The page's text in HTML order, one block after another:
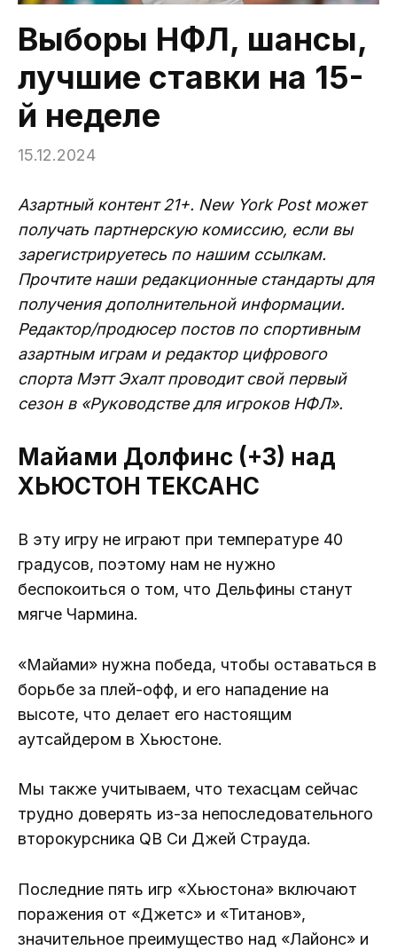
Выборы НФЛ, шансы,
лучшие ставки на 15-
й неделе
15.12.2024
Азартный контент 21+. New York Post может
получать партнерскую комиссию, если вы
зарегистрируетесь по нашим ссылкам.
Прочтите наши редакционные стандарты для
получения дополнительной информации.
Редактор/продюсер постов по спортивным
азартным играм и редактор цифрового
спорта Мэтт Эхалт проводит свой первый
сезон в «Руководстве для игроков НФЛ».
Майами Долфинс (+3) над
ХЬЮСТОН ТЕКСАНС
В эту игру не играют при температуре 40
градусов, поэтому нам не нужно
беспокоиться о том, что Дельфины станут
мягче Чармина.
«Майами» нужна победа, чтобы оставаться в
борьбе за плей-офф, и его нападение на
высоте, что делает его настоящим
аутсайдером в Хьюстоне.
Мы также учитываем, что техасцам сейчас
трудно доверять из-за непоследовательного
второкурсника QB Си Джей Страуда.
Последние пять игр «Хьюстона» включают
поражения от «Джетс» и «Титанов»,
значительное преимущество над «Лайонс» и